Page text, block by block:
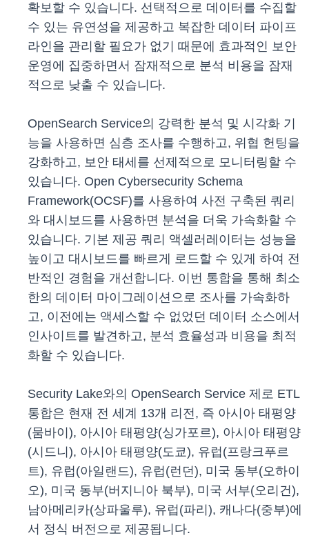
확보할 수 있습니다. 선택적으로 데이터를 수집할
수 있는 유연성을 제공하고 복잡한 데이터 파이프
라인을 관리할 필요가 없기 때문에 효과적인 보안
운영에 집중하면서 잠재적으로 분석 비용을 잠재
적으로 낮출 수 있습니다.
OpenSearch Service의 강력한 분석 및 시각화 기
능을 사용하면 심층 조사를 수행하고, 위협 헌팅을
강화하고, 보안 태세를 선제적으로 모니터링할 수
있습니다. Open Cybersecurity Schema
Framework(OCSF)를 사용하여 사전 구축된 쿼리
와 대시보드를 사용하면 분석을 더욱 가속화할 수
있습니다. 기본 제공 쿼리 액셀러레이터는 성능을
높이고 대시보드를 빠르게 로드할 수 있게 하여 전
반적인 경험을 개선합니다. 이번 통합을 통해 최소
한의 데이터 마이그레이션으로 조사를 가속화하
고, 이전에는 액세스할 수 없었던 데이터 소스에서
인사이트를 발견하고, 분석 효율성과 비용을 최적
화할 수 있습니다.
Security Lake와의 OpenSearch Service 제로 ETL
통합은 현재 전 세계 13개 리전, 즉 아시아 태평양
(뭄바이), 아시아 태평양(싱가포르), 아시아 태평양
(시드니), 아시아 태평양(도쿄), 유럽(프랑크푸르
트), 유럽(아일랜드), 유럽(런던), 미국 동부(오하이
오), 미국 동부(버지니아 북부), 미국 서부(오리건),
남아메리카(상파울루), 유럽(파리), 캐나다(중부)에
서 정식 버전으로 제공됩니다.